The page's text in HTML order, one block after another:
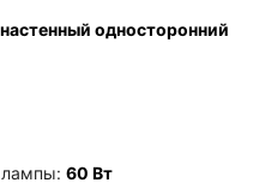
односторонний
60 Вт